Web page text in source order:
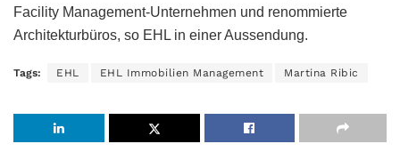
Facility Management-Unternehmen und renommierte
Architekturbüros, so EHL in einer Aussendung.
Tags: EHL EHL Immobilien Management Martina Ribic